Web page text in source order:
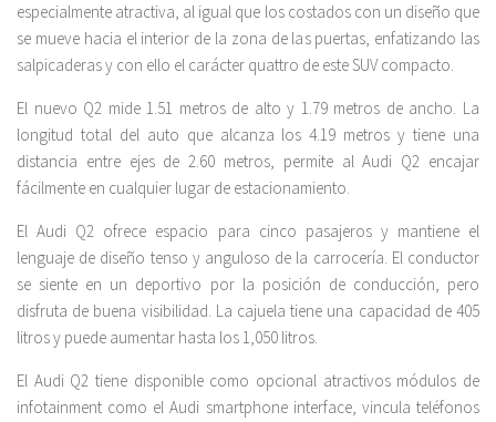
especialmente atractiva, al igual que los costados con un diseño que
se mueve hacia el interior de la zona de las puertas, enfatizando las
salpicaderas y con ello el carácter quattro de este SUV compacto.
El nuevo Q2 mide 1.51 metros de alto y 1.79 metros de ancho. La
longitud total del auto que alcanza los 4.19 metros y tiene una
distancia entre ejes de 2.60 metros, permite al Audi Q2 encajar
fácilmente en cualquier lugar de estacionamiento.
El Audi Q2 ofrece espacio para cinco pasajeros y mantiene el
lenguaje de diseño tenso y anguloso de la carrocería. El conductor
se siente en un deportivo por la posición de conducción, pero
disfruta de buena visibilidad. La cajuela tiene una capacidad de 405
litros y puede aumentar hasta los 1,050 litros.
El Audi Q2 tiene disponible como opcional atractivos módulos de
infotainment como el Audi smartphone interface, vincula teléfonos